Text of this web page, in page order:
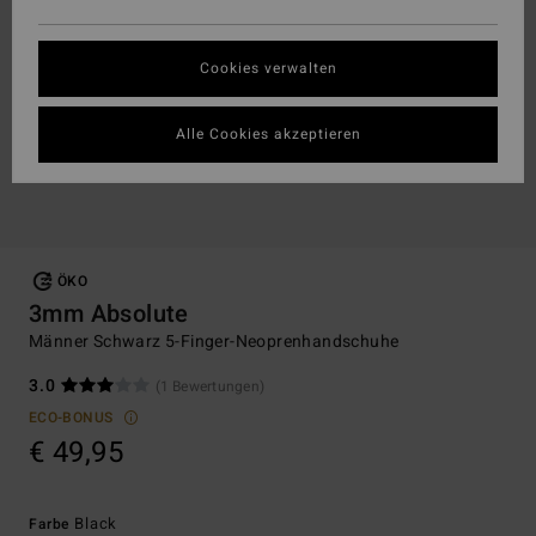
ÖKO
3mm Absolute
Männer Schwarz 5-Finger-Neoprenhandschuhe
3.0
(1 Bewertungen)
ECO-BONUS
€ 49,95
Farbe Black
Cookies verwalten
Alle Cookies akzeptieren